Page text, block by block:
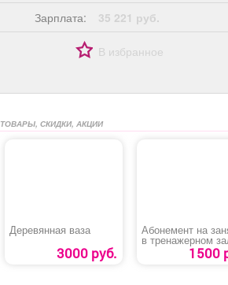
Зарплата:
35 221 руб.
В избранное
ТОВАРЫ, СКИДКИ, АКЦИИ
Деревянная ваза
3000 руб.
Абонемент на
в тренажерном
для студентов
1500